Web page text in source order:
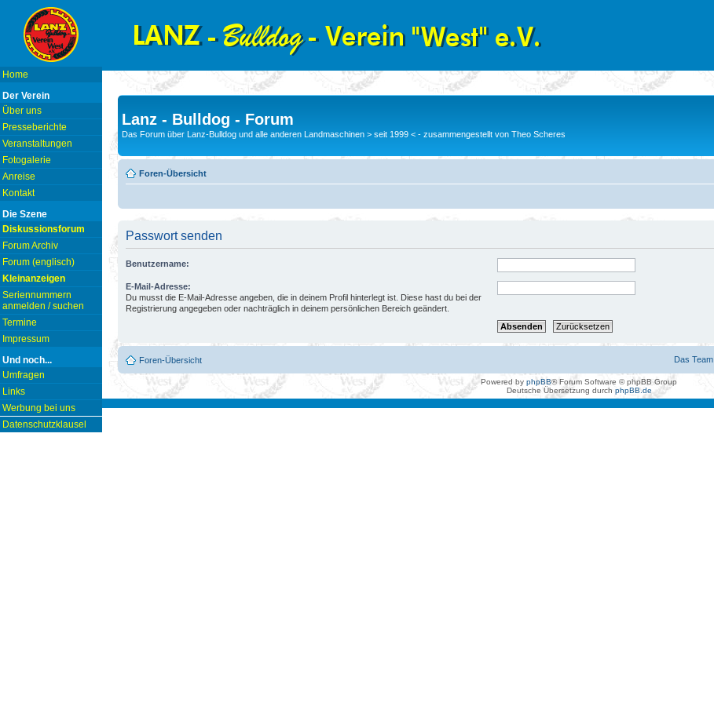
Home
Der Verein
Über uns
Presseberichte
Veranstaltungen
Fotogalerie
Anreise
Kontakt
Die Szene
Diskussionsforum
Forum Archiv
Forum (englisch)
Kleinanzeigen
Seriennummern
anmelden / suchen
Termine
Impressum
Und noch...
Umfragen
Links
Werbung bei uns
Datenschutzklausel
Lanz - Bulldog - Forum
Das Forum über Lanz-Bulldog und alle anderen Landmaschinen > seit 1999 < - zusammengestellt von Theo Scheres
Foren-Übersicht
Passwort senden
Benutzername:
E-Mail-Adresse:
Du musst die E-Mail-Adresse angeben, die in deinem Profil hinterlegt ist. Diese hast du bei der
Registrierung angegeben oder nachträglich in deinem persönlichen Bereich geändert.
Foren-Übersicht Das Team
Powered by phpBB® Forum Software © phpBB Group
Deutsche Übersetzung durch phpBB.de